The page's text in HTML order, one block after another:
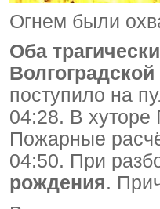
Огнем были
Оба
Волгоградской
поступило на
04:28. В
Пожарные
04:50. При
рождения.